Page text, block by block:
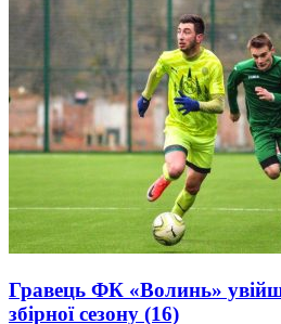
Гравець ФК «Волинь»
збірної сезону (16)